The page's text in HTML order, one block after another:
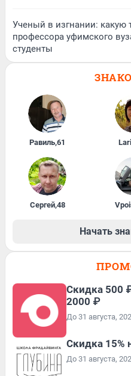
Ученый в изгнании: какую
профессора уфимского
студенты
Равиль,61
Сергей,48
Начать
Скидка 500
2000 ₽
До 31 августа,
Скидка 15%
До 31 августа,